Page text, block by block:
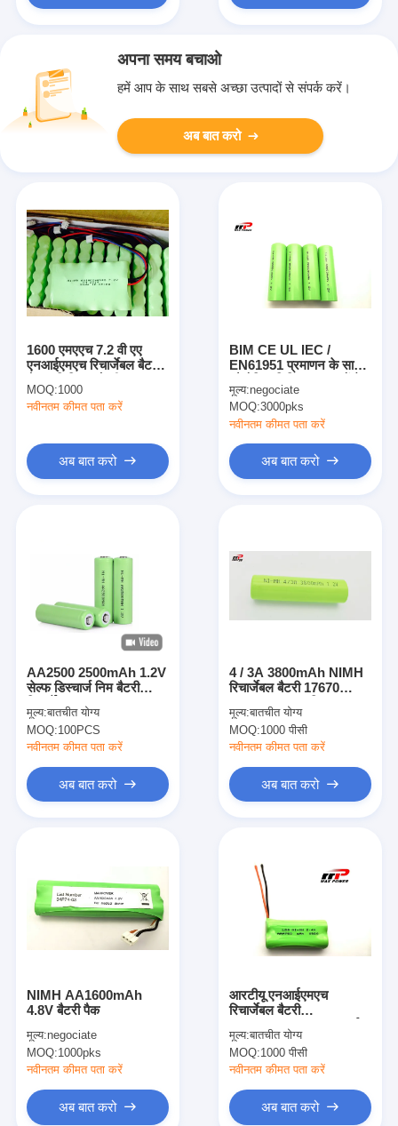
हमारे बारे में
कारखाना भ्रमण
समाचार
अब बात करो
अपना समय बचाओ
हमें आप के साथ सबसे अच्छा उत्पादों से संपर्क करें।
अब बात करो
1600 एमएएच 7.2 वी एए
एनआईएमएच रिचार्जेबल बैटरी,
MOQ:1000
नवीनतम कीमत पता करें
अब बात करो
BIM CE UL IEC /
EN61951 प्रमाणन के साथ
लिए NIMH AA2500mAh
1.2V बैटरी
मूल्य:negociate
MOQ:3000pks
नवीनतम कीमत पता करें
अब बात करो
AA2500 2500mAh 1.2V
सेल्फ डिस्चार्ज निम बैटरी
मूल्य:बातचीत योग्य
MOQ:100PCS
नवीनतम कीमत पता करें
अब बात करो
4 / 3A 3800mAh NIMH
रिचार्जेबल बैटरी 17670
NIMH 800 साइकिल एक
साल की गारंटी
मूल्य:बातचीत योग्य
MOQ:1000 पीसी
नवीनतम कीमत पता करें
अब बात करो
NIMH AA1600mAh
4.8V बैटरी पैक
मूल्य:negociate
MOQ:1000pks
नवीनतम कीमत पता करें
अब बात करो
आरटीयू एनआईएमएच
रिचार्जेबल बैटरी
AAA750mAh 2.4V चर्च
एलईडी सौर मोमबत्ती
मूल्य:बातचीत योग्य
MOQ:1000 पीसी
नवीनतम कीमत पता करें
अब बात करो